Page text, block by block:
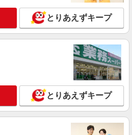
とりあえずキープ
とりあえずキープ